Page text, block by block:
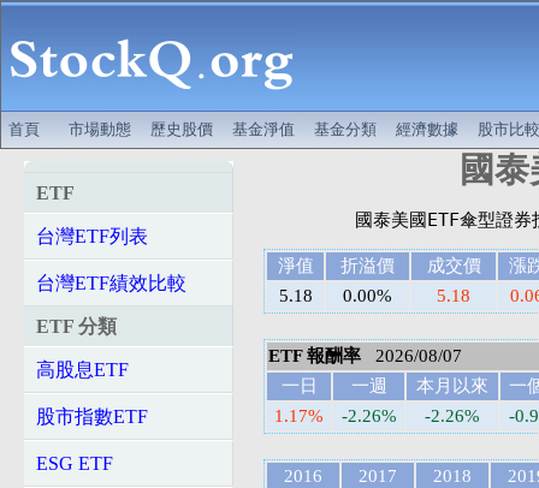
首頁 市場動態 歷史股價 基金淨值 基金分類 經濟數據 股市比較
ETF
台灣ETF列表
台灣ETF績效比較
ETF 分類
高股息ETF
股市指數ETF
ESG ETF
國
淨值 折溢價 成交價
漲
5.18
0.00% 5.18
ETF 報酬率 2026/08/07
一日
一週 本月以來
一
1.17%
-2.26% -2.26% -
2016 2017 2018